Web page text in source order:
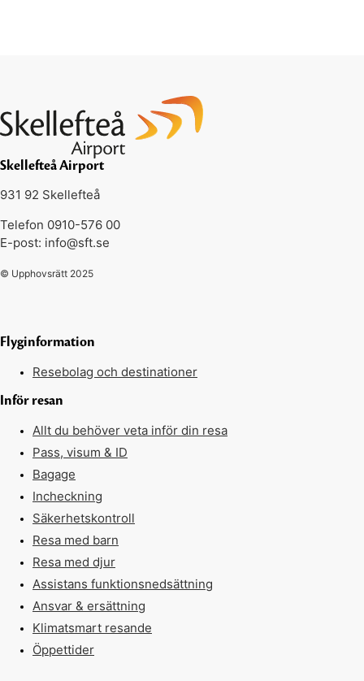
Skellefteå Airport
931 92 Skellefteå
Telefon 0910-576 00
E-post: info@sft.se
© Upphovsrätt 2025
Flyginformation
Resebolag och destinationer
Inför resan
Allt du behöver veta inför din resa
Pass, visum & ID
Bagage
Incheckning
Säkerhetskontroll
Resa med barn
Resa med djur
Assistans funktionsnedsättning
Ansvar & ersättning
Klimatsmart resande
Öppettider